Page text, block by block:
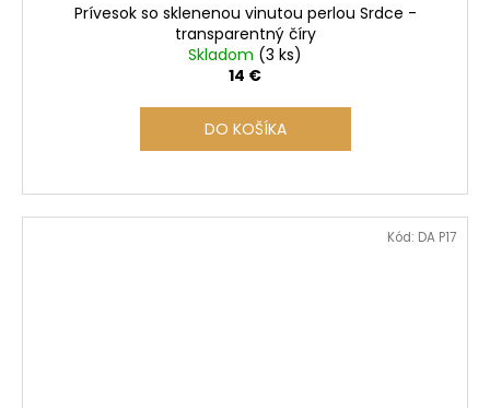
Prívesok so sklenenou vinutou perlou Srdce -
transparentný číry
Skladom (3 ks)
14 €
DO KOŠÍKA
Kód: DA P17